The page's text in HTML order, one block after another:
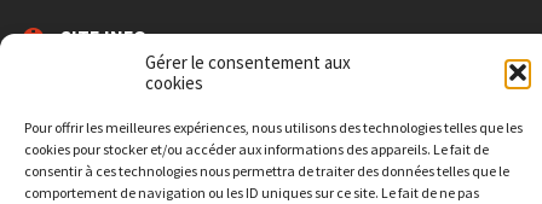
Gérer le consentement aux
cookies
Pour offrir les meilleures expériences, nous utilisons des technologies telles que les
cookies pour stocker et/ou accéder aux informations des appareils. Le fait de
consentir à ces technologies nous permettra de traiter des données telles que le
comportement de navigation ou les ID uniques sur ce site. Le fait de ne pas
SITE INFO
Login
Politique deConfidentialité
ParamètresCookies
Site créé parALUNISSAGE !